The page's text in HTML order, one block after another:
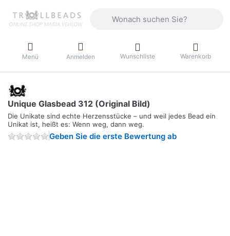
Menü Anmelden Wunschliste Warenkorb
Unique Glasbead 312 (Original Bild)
Die Unikate sind echte Herzensstücke – und weil jedes Bead ein
Unikat ist, heißt es: Wenn weg, dann weg.
Geben Sie die erste Bewertung ab